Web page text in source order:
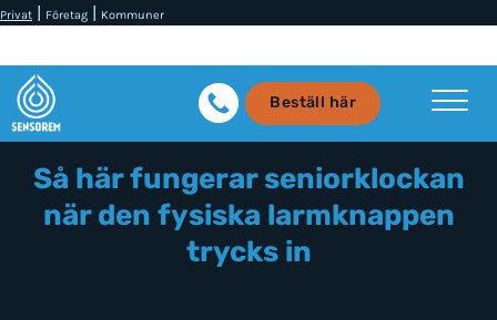
Privat | Företag | Kommuner
Beställ här
Så här fungerar seniorklockan
när den fysiska larmknappen
trycks in